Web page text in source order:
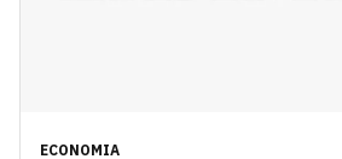
ECONOMIA